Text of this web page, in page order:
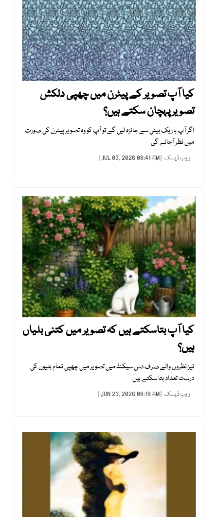
کیا آپ تصویر کے پیٹرن میں چھپی دلکش
تصویر پہچان سکتے ہیں؟
اگر آپ باریک بینی سے جائزہ لیں گے تو آپ کو وہ تصویر پیٹرن کی صورت
میں نظر آجائے گی
ویب ڈیسک | JUL 03, 2026 08:41 AM |
کیا آپ بتاسکتے ہیں کہ تصویر میں کتنی بلیاں
ہیں؟
تیز نظروں والے صرف دس سیکنڈ میں تصویر میں چھپی تمام بلیوں کی
درست تعداد بتا سکتے ہیں
ویب ڈیسک | JUN 23, 2026 08:18 AM |